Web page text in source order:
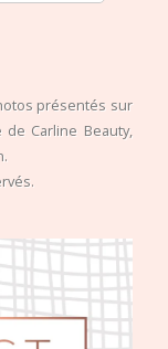
présentés sur
Carline Beauty,